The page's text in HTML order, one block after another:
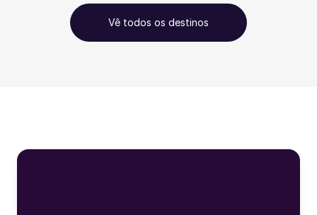
Vê todos os destinos